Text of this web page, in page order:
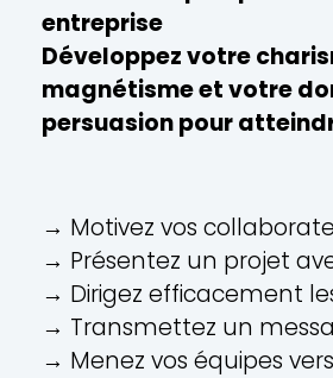
entreprise
Développez votre
magnétisme et votre
persuasion pour
→ Motivez vos
→ Présentez un projet
→ Dirigez efficacement
→ Transmettez un
→ Menez vos équipes